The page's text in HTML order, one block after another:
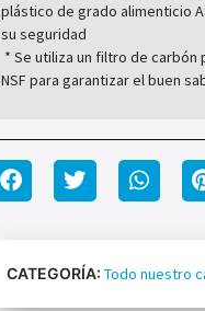
plástico de grado alimenticio
su seguridad
* Se utiliza un filtro de
NSF para garantizar el buen
CATEGORÍA: Todo nuestro